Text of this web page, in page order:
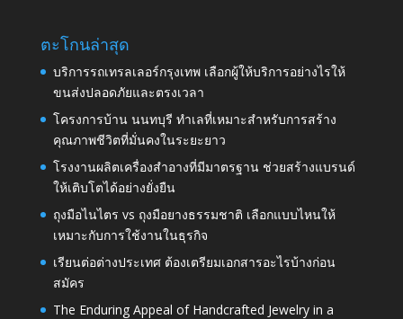
ตะโกนล่าสุด
บริการรถเทรลเลอร์กรุงเทพ เลือกผู้ให้บริการอย่างไรให้
ขนส่งปลอดภัยและตรงเวลา
โครงการบ้าน นนทบุรี ทำเลที่เหมาะสำหรับการสร้าง
คุณภาพชีวิตที่มั่นคงในระยะยาว
โรงงานผลิตเครื่องสำอางที่มีมาตรฐาน ช่วยสร้างแบรนด์
ให้เติบโตได้อย่างยั่งยืน
ถุงมือไนไตร vs ถุงมือยางธรรมชาติ เลือกแบบไหนให้
เหมาะกับการใช้งานในธุรกิจ
เรียนต่อต่างประเทศ ต้องเตรียมเอกสารอะไรบ้างก่อน
สมัคร
The Enduring Appeal of Handcrafted Jewelry in a